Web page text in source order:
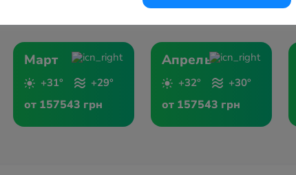
Март
+31° +29°
от 157543 грн
Апрель
+32° +30°
от 157543 грн